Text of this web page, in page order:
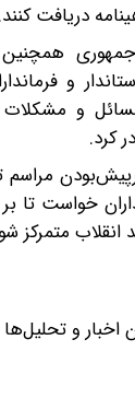
دریافت کنند.
همچنین
و
و
کرد.
خواست تا بر
متمرکز
اخبار و